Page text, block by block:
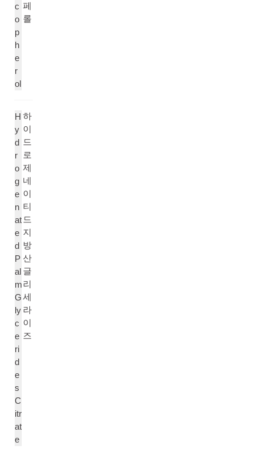
c
o
p
h
e
r
ol
페
롤
H
y
d
r
o
g
e
n
at
e
d
P
al
m
G
ly
c
e
ri
d
e
s
C
itr
at
e
하
이
드
로
제
네
이
티
드
지
방
산
글
리
세
라
이
즈